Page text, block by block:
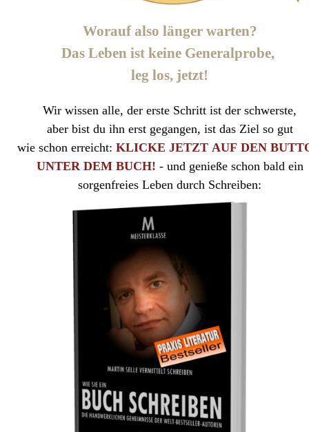
Worauf also länger warten?
Das Leben ist keine Generalprobe,
leg los, jetzt!
Wir wissen alle, der erste Schritt ist der schwerste,
aber bist du ihn erst gegangen, ist das Ziel so gut
wie schon erreicht: KLICKE JETZT AUF DEN
UNTER DEM BUCH! - und genieße schon bald ein
sorgenfreies Leben durch Schreiben: